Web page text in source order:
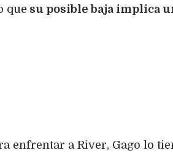
que su posible baja implica
enfrentar a River, Gago lo